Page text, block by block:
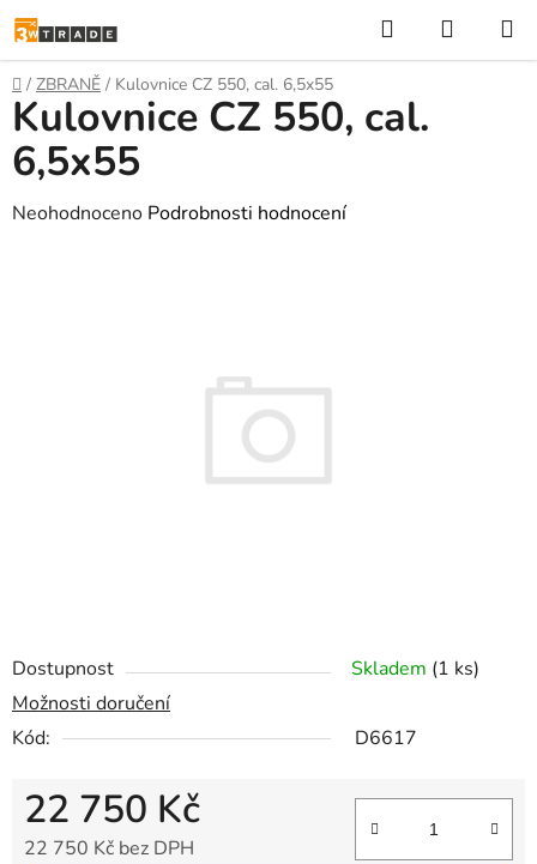
Přejít
na
obsah
Hledat
KOŠÍK
Domů
/ ZBRANĚ / Kulovnice CZ 550, cal. 6,5x55
Dostupnost Skladem (1 ks)
Možnosti doručení
Kód:
D6617
22 750 Kč
22 750 Kč bez DPH
Kulovnice CZ 550, cal.
6,5x55
Průměrné
Neohodnoceno Podrobnosti hodnocení